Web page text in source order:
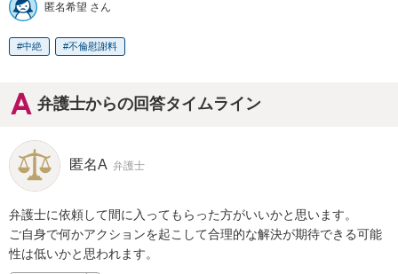
匿名希望 さん
中絶 不倫慰謝料
弁護士からの回答タイムライン
匿名A 弁護士
弁護士に依頼して間に入ってもらった方がいいかと思います。
ご自身で何かアクションを起こして合理的な解決が期待できる可能
性は低いかと思われます。